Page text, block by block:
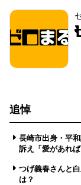
追悼
長崎市出身・平
訴え「愛があれ
つげ義春さんと
は？